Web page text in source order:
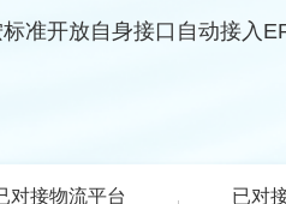
准开放自身接口自动接入
对接物流平台 已对